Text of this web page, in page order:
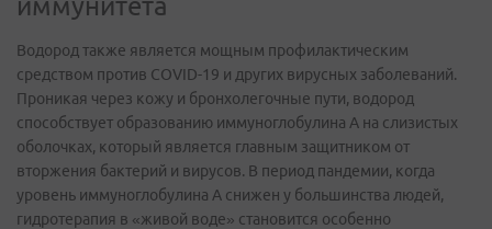
иммунитета
Водород также является мощным профилактическим
средством против COVID-19 и других вирусных заболеваний.
Проникая через кожу и бронхолегочные пути, водород
способствует образованию иммуноглобулина А на слизистых
оболочках, который является главным защитником от
вторжения бактерий и вирусов. В период пандемии, когда
уровень иммуноглобулина А снижен у большинства людей,
гидротерапия в «живой воде» становится особенно